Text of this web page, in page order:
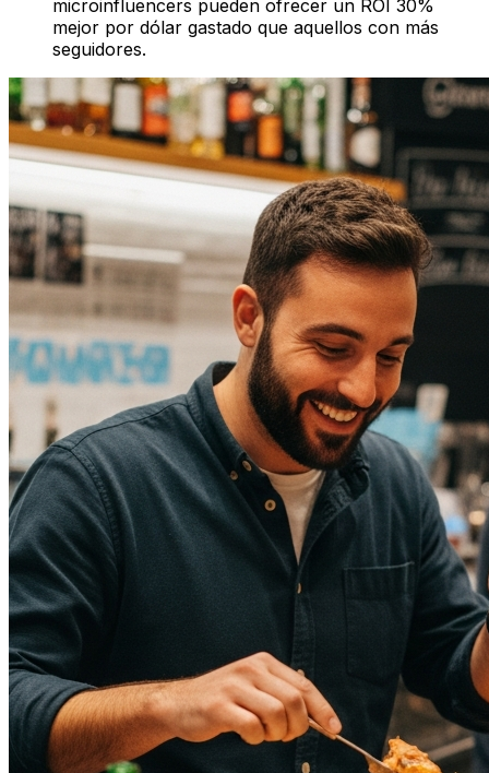
microinfluencers pueden ofrecer un ROI 30%
mejor por dólar gastado que aquellos con más
seguidores.